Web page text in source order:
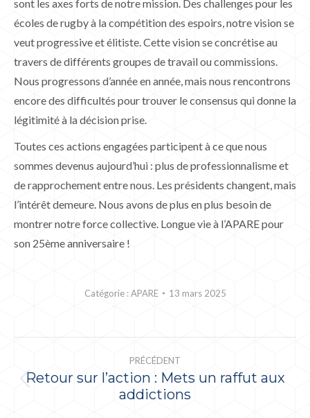
sont les axes forts de notre mission. Des challenges pour les
écoles de rugby à la compétition des espoirs, notre vision se
veut progressive et élitiste. Cette vision se concrétise au
travers de différents groupes de travail ou commissions.
Nous progressons d’année en année, mais nous rencontrons
encore des difficultés pour trouver le consensus qui donne la
légitimité à la décision prise.
Toutes ces actions engagées participent à ce que nous
sommes devenus aujourd’hui : plus de professionnalisme et
de rapprochement entre nous. Les présidents changent, mais
l’intérêt demeure. Nous avons de plus en plus besoin de
montrer notre force collective. Longue vie à l’APARE pour
son 25ème anniversaire !
Catégorie :APARE 13 mars 2025
ARTICLE
PRÉCÉDENT
Article
Retour sur l’action : Mets un raffut aux
addictions